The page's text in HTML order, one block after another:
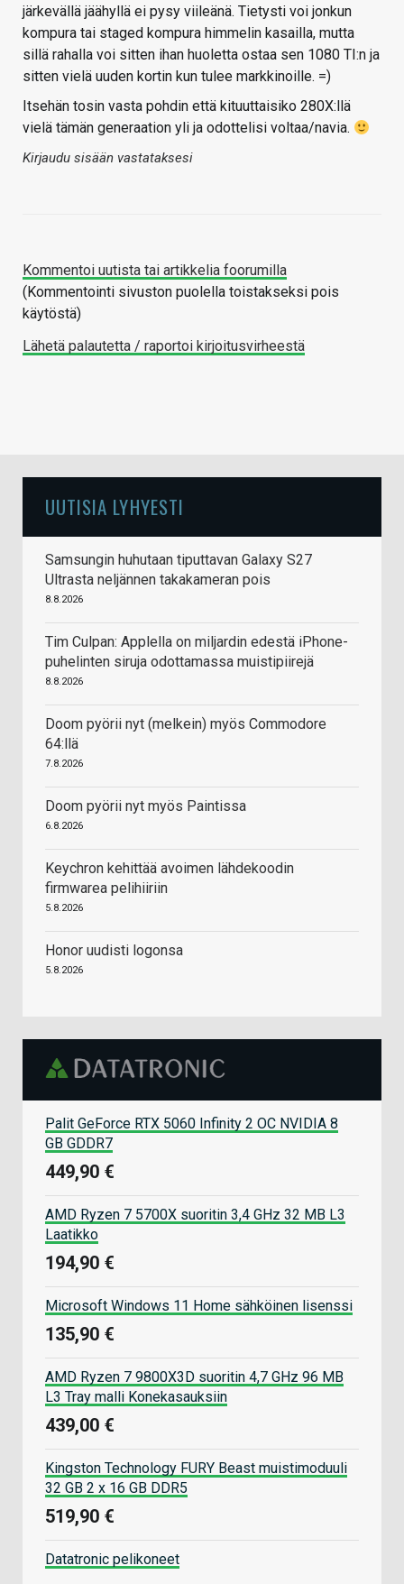
järkevällä jäähyllä ei pysy viileänä. Tietysti voi jonkun
kompura tai staged kompura himmelin kasailla, mutta
sillä rahalla voi sitten ihan huoletta ostaa sen 1080 TI:n ja
sitten vielä uuden kortin kun tulee markkinoille. =)
Itsehän tosin vasta pohdin että kituuttaisiko 280X:llä
vielä tämän generaation yli ja odottelisi voltaa/navia.
Kirjaudu sisään vastataksesi
Kommentoi uutista tai artikkelia foorumilla
(Kommentointi sivuston puolella toistakseksi pois
käytöstä)
Lähetä palautetta / raportoi kirjoitusvirheestä
UUTISIA LYHYESTI
Samsungin huhutaan tiputtavan Galaxy S27
Ultrasta neljännen takakameran pois
8.8.2026
Tim Culpan: Applella on miljardin edestä iPhone-
puhelinten siruja odottamassa muistipiirejä
8.8.2026
Doom pyörii nyt (melkein) myös Commodore
64:llä
7.8.2026
Doom pyörii nyt myös Paintissa
6.8.2026
Keychron kehittää avoimen lähdekoodin
firmwarea pelihiiriin
5.8.2026
Honor uudisti logonsa
5.8.2026
Palit GeForce RTX 5060 Infinity 2 OC NVIDIA 8
GB GDDR7
449,90 €
AMD Ryzen 7 5700X suoritin 3,4 GHz 32 MB L3
Laatikko
194,90 €
Microsoft Windows 11 Home sähköinen lisenssi
135,90 €
AMD Ryzen 7 9800X3D suoritin 4,7 GHz 96 MB
L3 Tray malli Konekasauksiin
439,00 €
Kingston Technology FURY Beast muistimoduuli
32 GB 2 x 16 GB DDR5
519,90 €
Datatronic pelikoneet